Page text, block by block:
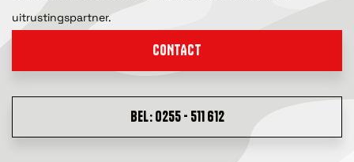
uitrustingspartner.
CONTACT
BEL: 0255 - 511 612